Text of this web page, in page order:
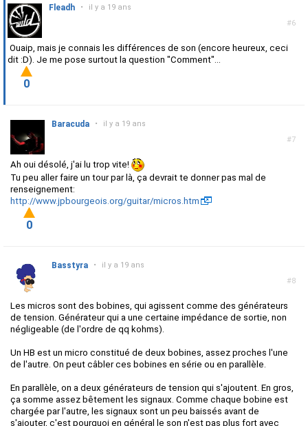
#6
Fleadh • il y a 19 ans
Ouaip, mais je connais les différences de son (encore heureux, ceci
dit :D). Je me pose surtout la question "Comment"...
0
#7
Baracuda • il y a 19 ans
Ah oui désolé, j'ai lu trop vite!
Tu peu aller faire un tour par là, ça devrait te donner pas mal de
renseignement:
http://www.jpbourgeois.org/guitar/micros.htm
0
#8
Basstyra • il y a 19 ans
Les micros sont des bobines, qui agissent comme des générateurs
de tension. Générateur qui a une certaine impédance de sortie, non
négligeable (de l'ordre de qq kohms).
Un HB est un micro constitué de deux bobines, assez proches l'une
de l'autre. On peut câbler ces bobines en série ou en parallèle.
En parallèle, on a deux générateurs de tension qui s'ajoutent. En gros,
ça somme assez bêtement les signaux. Comme chaque bobine est
chargée par l'autre, les signaux sont un peu baissés avant de
s'ajouter, c'est pourquoi en général le son n'est pas plus fort avec